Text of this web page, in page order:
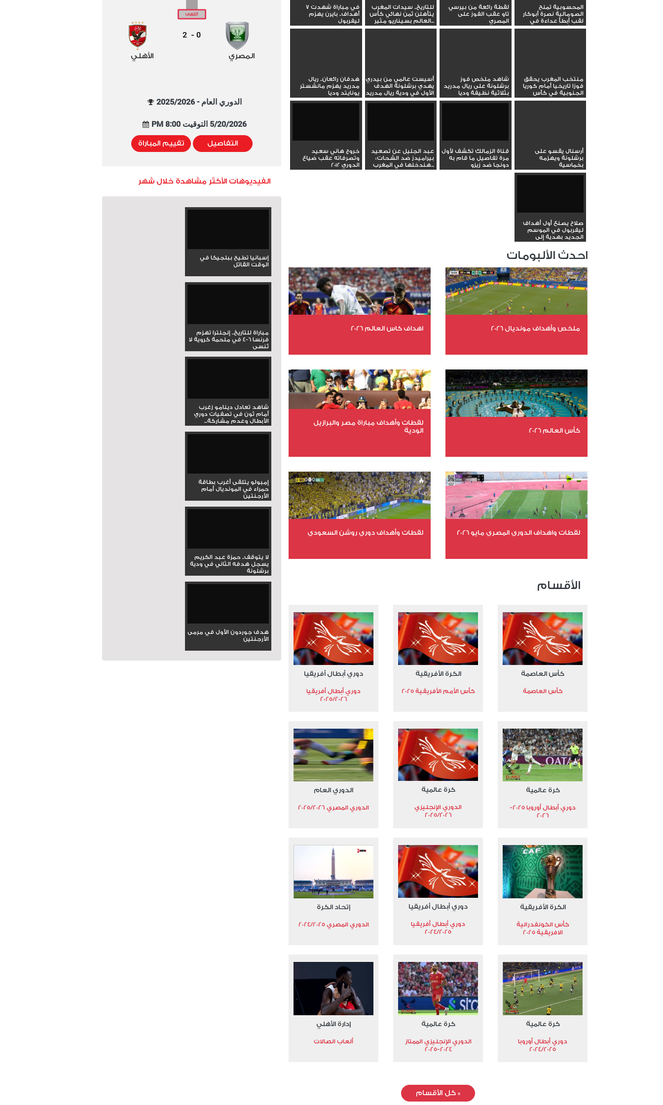
— beIN SPORTS
(@beINSPORTS_EN)
August 6, 2023
المحسوبية تمنح
الصومالية نصرة أبوكار
لقب أبطأ عداءة في
التاريخ
لقطة رائعة من بيرسي
تاو عقب الفوز على
المصري
للتاريخ.. سيدات المغرب
يتأهلن ثمن نهائي كأس
العالم بسيناريو مثير...
في مباراة شهدت 7
أهداف.. بايرن يهزم
ليفربول
منتخب المغرب يحقق
فوزا تاريخيا أمام كوريا
الجنوبية في كأس
العالم...
شاهد ملخص فوز
برشلونة على ريال مدريد
بثلاثية نظيفة وديا
أسيست عالمي من بيدري
يهدي برشلونة الهدف
الأول في ودية ريال مدريد
هدفان رائعان.. ريال
مدريد يهزم مانشستر
يونايتد وديا
أرسنال يقسو على
برشلونة ويهزمه
بخماسية
قناة الزمالك تكشف لأول
مرة تفاصيل ما قام به
دونجا ضد زيزو
عبد الجليل عن تصعيد
بيراميدز ضد الشحات:
هندخلها في المغرب...
خروج هاني سعيد
وتصرفاته عقب ضياع
الدوري 2012
صلاح يصنع أول أهداف
ليفربول في الموسم
الجديد بهدية إلى
احدث الألبومات
ملخص وأهداف مونديال 2026
عدد المشاهدات 4930
اهداف كاس العالم 2026
عدد المشاهدات 1993
كأس العالم 2026
عدد المشاهدات 10904
لقطات وأهداف مباراة مصر والبرازيل
الودية
عدد المشاهدات 15783
لقطات واهداف الدوري المصري مايو 2026 لقطات وأهداف دوري روشن السعودي
الأقسام
كأس العاصمة
كأس العاصمة
الكرة الأفريقية
كأس الأمم الأفريقية 2025
دوري أبطال أفريقيا
دوري أبطال أفريقيا
2025/2026
كرة عالمية
دوري أبطال أوروبا 2025-
2026
كرة عالمية
الدوري الإنجليزي
2025/2026
الدوري العام
الدوري المصري 2025/2026
الكرة الأفريقية
كأس الكونفدرالية
الافريقية 2025
دوري أبطال أفريقيا
دوري أبطال أفريقيا
2024/2025
إتحاد الكرة
الدوري المصري 2024/2025
كرة عالمية
دوري أبطال أوروبا
2024/2025
كرة عالمية
الدوري الإنجليزي الممتاز
2024-2025
إدارة الأهلي
ألعاب الصالات
»كل الأقسام
المصري
0
-
2
الأهلي
الدوري العام - 2025/2026
5/20/2026 التوقيت 8:00 PM
التفاصيل تقييم المباراة
الفيديوهات الأكثر مشاهدة خلال شهر
إسبانيا تطيح ببلجيكا في
الوقت القاتل
مباراة للتاريخ.. إنجلترا تهزم
فرنسا 6-4 في ملحمة كروية لا
تُنسى
شاهد تعادل دينامو زغرب
أمام ثون في تصفيات دوري
الأبطال وعدم مشاركة...
إمبولو يتلقى أغرب بطاقة
حمراء في المونديال أمام
الأرجنتين
لا يتوقف.. حمزة عبد الكريم
يسجل هدفه الثاني في ودية
برشلونة
هدف جوردون الأول في مرمى
الأرجنتين